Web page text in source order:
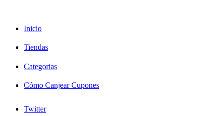
Inicio
Tiendas
Categorias
Cómo Canjear Cupones
Twitter